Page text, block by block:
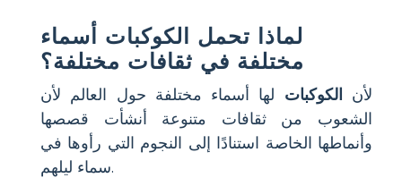
لماذا تحمل الكوكبات أسماء
مختلفة في ثقافات مختلفة؟
لأن الكوكبات لها أسماء مختلفة حول العالم لأن
الشعوب من ثقافات متنوعة أنشأت قصصها
وأنماطها الخاصة استنادًا إلى النجوم التي رأوها في
سماء ليلهم.